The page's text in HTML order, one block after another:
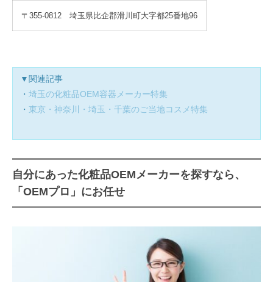
〒355-0812 埼玉県比企郡滑川町大字都25番地96
▼関連記事
・ 埼玉の化粧品OEM容器メーカー特集
・ 東京・神奈川・埼玉・千葉のご当地コスメ特集
自分にあった化粧品OEMメーカーを探すなら、
「OEMプロ」にお任せ